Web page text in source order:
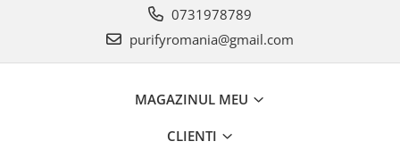
0731978789
purifyromania@gmail.com
MAGAZINUL MEU
CLIENTI